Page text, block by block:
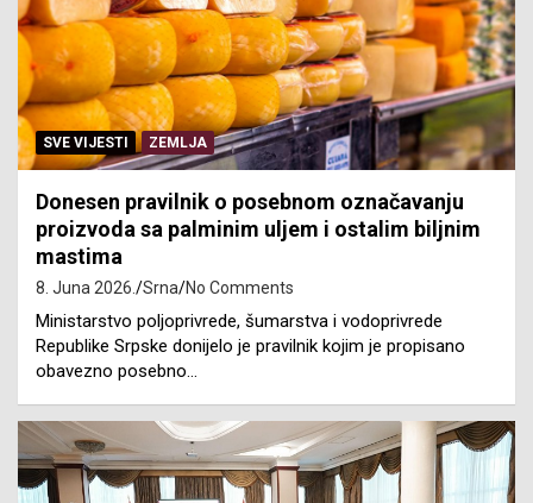
SVE VIJESTI ZEMLJA
Donesen pravilnik o posebnom označavanju
proizvoda sa palminim uljem i ostalim biljnim
mastima
8. Juna 2026. Srna No Comments
Ministarstvo poljoprivrede, šumarstva i vodoprivrede
Republike Srpske donijelo je pravilnik kojim je propisano
obavezno posebno…